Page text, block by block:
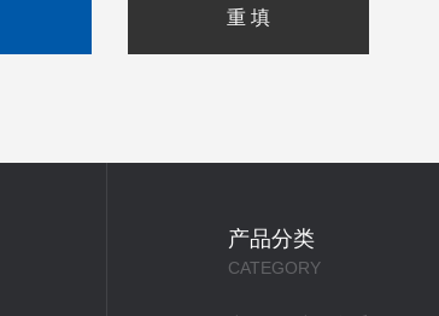
产品分类
CATEGORY